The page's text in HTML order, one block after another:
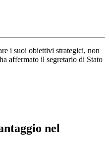
i suoi obiettivi strategici, non
affermato il segretario di Stato
nel